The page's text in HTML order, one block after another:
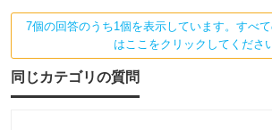
7個の回答のうち1個を表示しています。すべ
はここをクリックしてください
同じカテゴリの質問